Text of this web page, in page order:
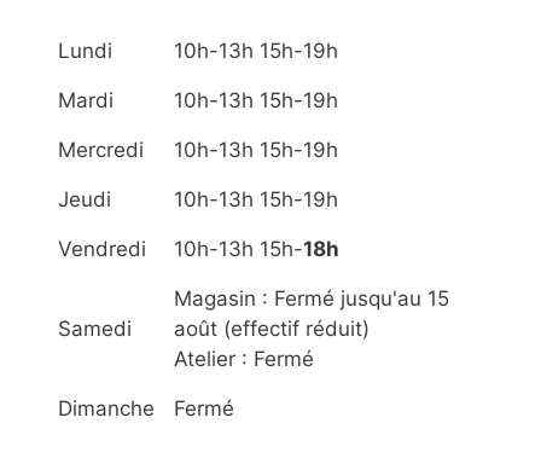
Lundi 10h-13h 15h-19h
Mardi 10h-13h 15h-19h
Mercredi 10h-13h 15h-19h
Jeudi 10h-13h 15h-19h
Vendredi 10h-13h 15h-18h
Samedi
Magasin : Fermé jusqu'au 15
août (effectif réduit)
Atelier : Fermé
Dimanche Fermé